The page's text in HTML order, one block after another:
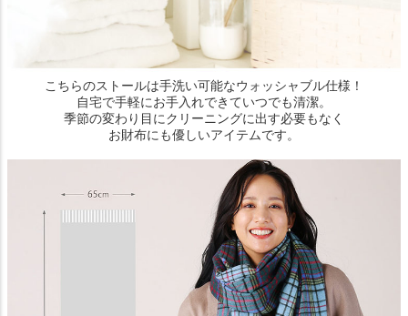
こちらのストールは手洗い可能なウォッシャブル仕様！
自宅で手軽にお手入れできていつでも清潔。
季節の変わり目にクリーニングに出す必要もなく
お財布にも優しいアイテムです。